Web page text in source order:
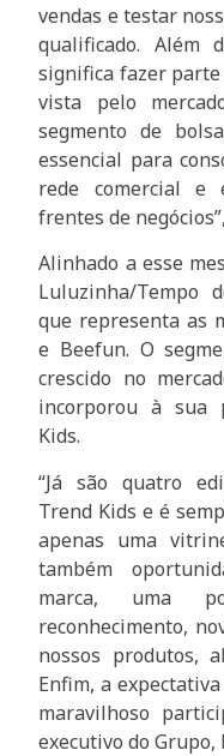
vendas e testar
qualificado. Além
significa fazer parte
vista pelo
segmento de
essencial para
rede comercial e
frentes de
Alinhado a esse
Luluzinha/Tempo
que representa as
e Beefun. O
crescido no
incorporou à sua
Kids.
“Já são quatro
Trend Kids e é
apenas uma
também
marca, uma
reconhecimento,
nossos produtos,
Enfim, a
maravilhoso
executivo do